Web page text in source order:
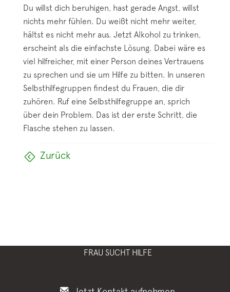
Du willst dich beruhigen, hast gerade Angst, willst
nichts mehr fühlen. Du weißt nicht mehr weiter,
hältst es nicht mehr aus. Jetzt Alkohol zu trinken,
erscheint als die einfachste Lösung. Dabei wäre es
viel hilfreicher, mit einer Person deines Vertrauens
zu sprechen und sie um Hilfe zu bitten. In unseren
Selbsthilfegruppen findest du Frauen, die dir
zuhören. Ruf eine Selbsthilfegruppe an, sprich
über dein Problem. Das ist der erste Schritt, die
Flasche stehen zu lassen.
Zurück
FRAU SUCHT HILFE